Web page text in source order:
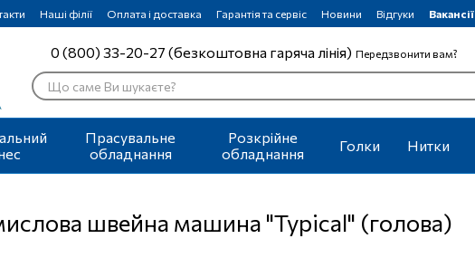
Наші філії Оплата і доставка Гарантія та сервіс Новини Відгуки Вакансії
0 (800) 33-20-27 (безкоштовна гаряча лінія) Передзвонити вам?
Прасувальне
обладнання
Розкрійне
обладнання
Голки Нитки
швейна машина "Typical" (голова)